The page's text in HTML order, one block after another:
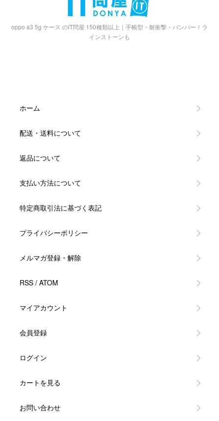
oppo a3 5g ケース のIT問屋 150種類以上｜手帳型・耐衝撃・バンパー！ラ
インストーンも
ホーム
配送・送料について
返品について
支払い方法について
特定商取引法に基づく表記
プライバシーポリシー
メルマガ登録・解除
RSS / ATOM
マイアカウント
会員登録
ログイン
カートを見る
お問い合わせ